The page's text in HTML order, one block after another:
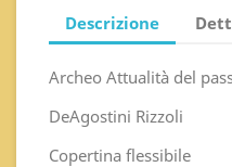
Descrizione
Archeo Attualità del
DeAgostini Rizzoli
Copertina flessibile